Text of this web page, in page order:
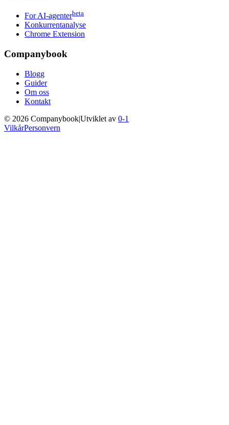
For AI-agenterbeta
Konkurrentanalyse
Chrome Extension
Companybook
Blogg
Guider
Om oss
Kontakt
© 2026 Companybook|Utviklet av 0-1
VilkårPersonvern